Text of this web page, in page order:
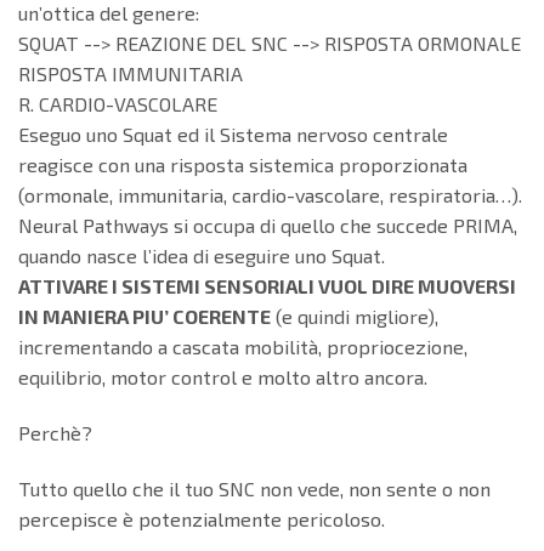
un’ottica del genere:
SQUAT --> REAZIONE DEL SNC --> RISPOSTA ORMONALE
RISPOSTA IMMUNITARIA
R. CARDIO-VASCOLARE
Eseguo uno Squat ed il Sistema nervoso centrale
reagisce con una risposta sistemica proporzionata
(ormonale, immunitaria, cardio-vascolare, respiratoria…).
Neural Pathways si occupa di quello che succede PRIMA,
quando nasce l’idea di eseguire uno Squat.
ATTIVARE I SISTEMI SENSORIALI VUOL DIRE MUOVERSI
IN MANIERA PIU’ COERENTE (e quindi migliore),
incrementando a cascata mobilità, propriocezione,
equilibrio, motor control e molto altro ancora.
Perchè?
Tutto quello che il tuo SNC non vede, non sente o non
percepisce è potenzialmente pericoloso.